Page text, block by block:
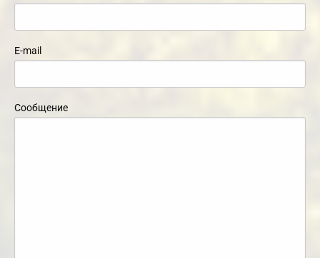
E-mail
Сообщение